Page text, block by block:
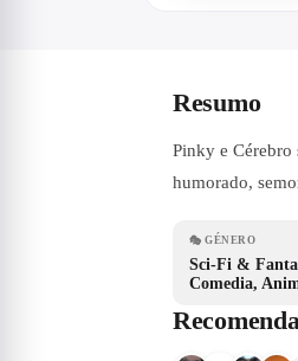
Resumo
Pinky e Cérebro
humorado,
🎭 GÉNERO
Sci-Fi &
Comedia,